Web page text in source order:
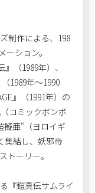
制作による、198
ション。
（1989年）、
1989年～1990
』（1991年）の
コミックボンボ
擬亜"（ヨロイギ
集結し、妖邪帝
トーリー。
『鎧真伝サムライ